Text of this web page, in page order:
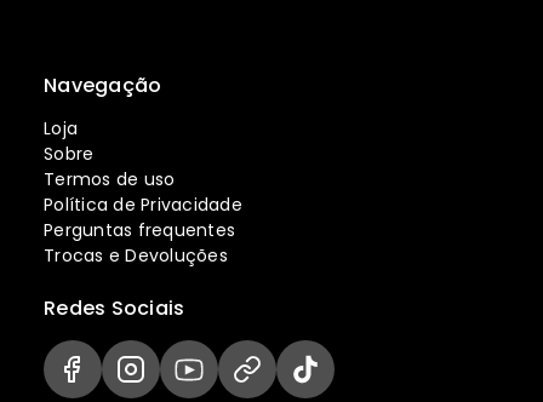
Navegação
Loja
Sobre
Termos de uso
Política de Privacidade
Perguntas frequentes
Trocas e Devoluções
Redes Sociais